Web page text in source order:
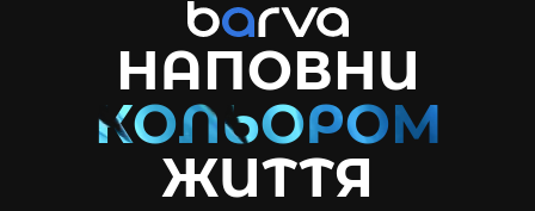
НАПОВНИ
ЖИТТЯ